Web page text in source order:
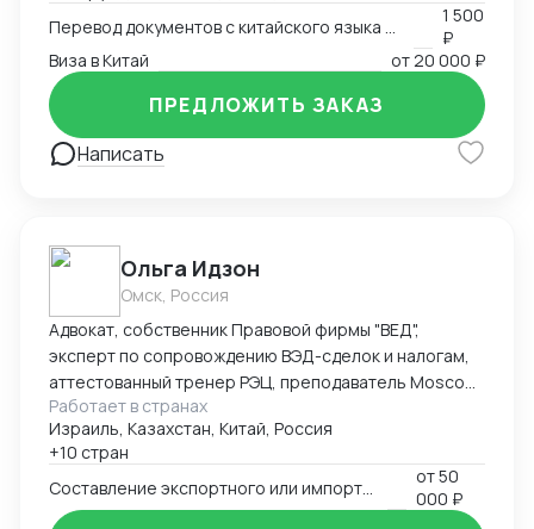
1 500
₽
Виза в Китай
от20 000 ₽
Написать
ПРЕДЛОЖИТЬ ЗАКАЗ
Ольга Идзон
Омск, Россия
Адвокат, собственник Правовой фирмы "ВЕД",
эксперт по сопровождению ВЭД-сделок и налогам,
аттестованный тренер РЭЦ, преподаватель Moscow
Digital School. Неоднократно признана одним из
лучших юристов по ВЭД рейтингом юристов России
Право.ру-300, Коммерсантъ. Деятельность фирмы
"ВЕД" по направлению ВЭД отмечена Forbes Legal.
Работает в странах
Израиль, Казахстан, Китай, Россия
+10 стран
от50
000 ₽